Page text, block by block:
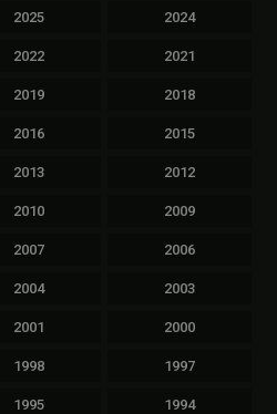
2025 2024
2022 2021
2019 2018
2016 2015
2013 2012
2010 2009
2007 2006
2004 2003
2001 2000
1998 1997
1995 1994